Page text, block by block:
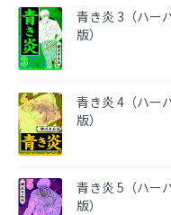
青き炎 3（ハー
版）
青き炎 4（ハー
版）
青き炎 5（ハー
版）